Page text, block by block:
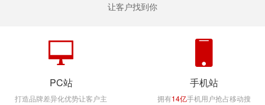
让客户找到你
PC站
打造品牌差异化优势让客户主
手机站
拥有14亿手机用户抢占移动搜